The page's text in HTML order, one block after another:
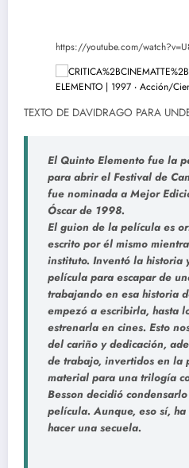
https://youtube.com/
TEXTO DE DAVIDRAGO PARA
El Quinto Elemento fue la
para abrir el Festival de
fue nominada a Mejor
Óscar de 1998.
El guion de la película es
escrito por él mismo
instituto. Inventó la historia
película para escapar de
trabajando en esa historia
empezó a escribirla, hasta
estrenarla en cines. Esto
del cariño y dedicación,
de trabajo, invertidos en la
material para una trilogía
Besson decidió
película. Aunque, eso sí,
hacer una secuela.